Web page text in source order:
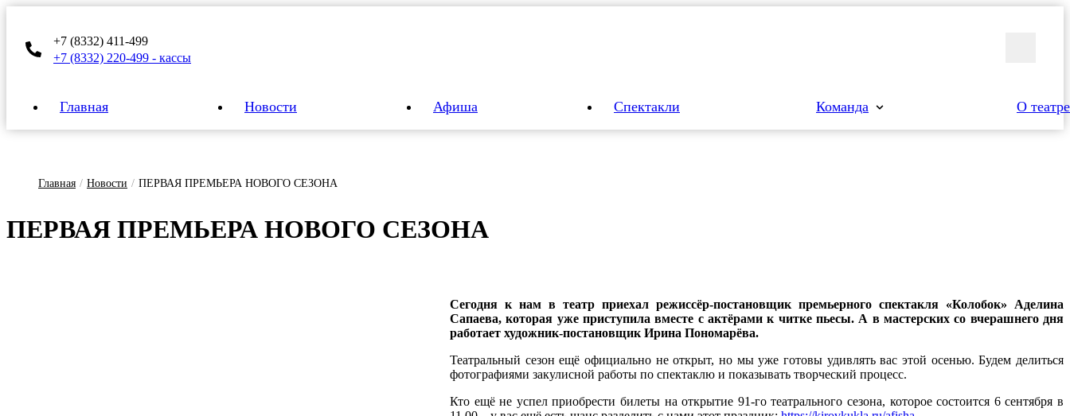
+7 (8332) 411-499
+7 (8332) 220-499 - кассы
Главная Новости Афиша Спектакли Команда О театре
Главная / Новости / ПЕРВАЯ ПРЕМЬЕРА НОВОГО СЕЗОНА
ПЕР­ВАЯ ПРЕМЬ­Е­РА НО­ВО­ГО СЕ­ЗО­НА
Сегодня к нам в театр приехал режиссёр-постановщик премьерного спектакля «Колобок» Аделина
Сапаева, которая уже приступила вместе с актёрами к читке пьесы. А в мастерских со вчерашнего дня
работает художник-постановщик Ирина Пономарёва.
Театральный сезон ещё официально не открыт, но мы уже готовы удивлять вас этой осенью. Будем делиться
фотографиями закулисной работы по спектаклю и показывать творческий процесс.
Кто ещё не успел приобрести билеты на открытие 91-го театрального сезона, которое состоится 6 сентября в